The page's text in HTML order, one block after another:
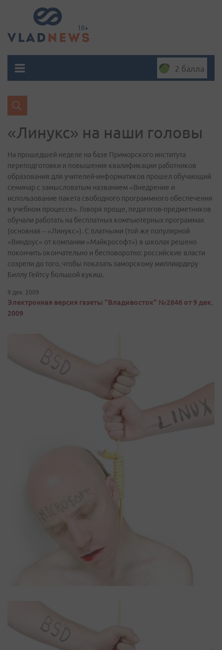
2 балла
«Линукс» на наши головы
На прошедшей неделе на базе Приморского института
переподготовки и повышения квалификации работников
образования для учителей-информатиков прошел обучающий
семинар с замысловатым названием «Внедрение и
использование пакета свободного программного обеспечения
в учебном процессе». Говоря проще, педагогов-предметников
обучали работать на бесплатных компьютерных программах
(основная – «Линукс»). C платными (той же популярной
«Виндоус» от компании «Майкрософт») в школах решено
покончить окончательно и бесповоротно: российские власти
созрели до того, чтобы показать заморскому миллиардеру
Биллу Гейтсу большой кукиш.
9 дек. 2009
Электронная версия газеты "Владивосток" №2646 от 9 дек.
2009